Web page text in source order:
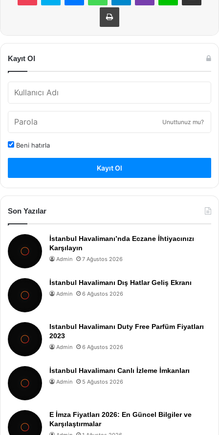
Yazdır
Kayıt Ol
Unuttunuz mu?
Beni hatırla
Kayıt Ol
Son Yazılar
İstanbul Havalimanı’nda Eczane İhtiyacınızı
Karşılayın
Admin 7 Ağustos 2026
İstanbul Havalimanı Dış Hatlar Geliş Ekranı
Admin 6 Ağustos 2026
Istanbul Havalimanı Duty Free Parfüm Fiyatları
2023
Admin 6 Ağustos 2026
İstanbul Havalimanı Canlı İzleme İmkanları
Admin 5 Ağustos 2026
E İmza Fiyatları 2026: En Güncel Bilgiler ve
Karşılaştırmalar